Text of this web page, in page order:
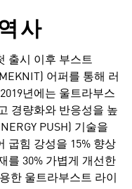
사​
출시 이후 부스트
어퍼를 통해 러
년에는 울트라부스
경량화와 반응성을 높
PUSH) 기술을
굽힘 강성을 15% 향상
를 30% 가볍게 개선한
한 울트라부스트 라이